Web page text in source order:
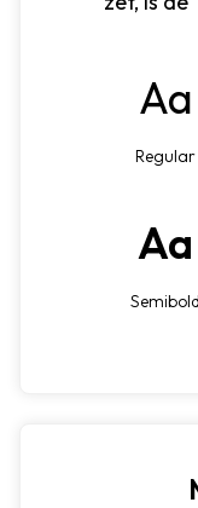
Aa
Regular
Aa
Semibold